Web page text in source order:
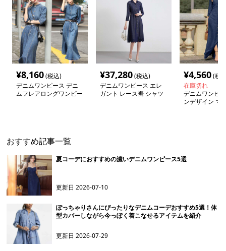
¥8,160(税込)
デニムワンピース デニ
ムフレアロングワンピー
¥37,280(税込)
デニムワンピース エレ
ガント レース裾 シャツ
¥4,560(税
在庫切れ
デニムワンピ
ンデザイン マ
おすすめ記事一覧
夏コーデにおすすめの濃いデニムワンピース5選
更新日2026-07-10
ぽっちゃりさんにぴったりなデニムコーデおすすめ5選！体
型カバーしながら今っぽく着こなせるアイテムを紹介
更新日2026-07-29